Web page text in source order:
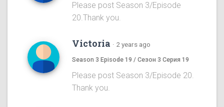
Please post Season 3/Episode
20.Thank you.
Victoria · 2 years ago
Season 3 Episode 19 / Сезон 3 Серия 19
Please post Season 3/Episode 20.
Thank you.